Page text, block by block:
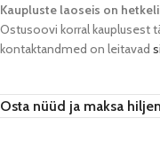
Kaupluste laoseis on
Ostusoovi korral kauplusest
kontaktandmed on leitavad
Osta nüüd ja maksa